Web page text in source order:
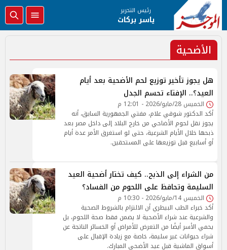
رئيس التحرير
ياسر بركات
الأضحية
هل يجوز تأخير توزيع لحم الأضحية بعد أيام
العيد؟.. الإفتاء تحسم الجدل
الخميس 28/مايو/2026 - 12:01 م
أكد الدكتور شوقي علام، مفتي الجمهورية السابق، أنه
يجوز نقل لحوم الأضاحي من خارج البلاد إلى داخل مصر بعد
ذبحها خلال الأيام الشرعية، حتى لو استغرق الأمر عدة أيام
أو أسابيع قبل توزيعها على المستحقين.
من الشراء إلى الذبح.. كيف تختار أضحية العيد
السليمة وتحافظ على اللحوم من الفساد؟
الخميس 14/مايو/2026 - 10:30 م
أكد خبراء الطب البيطري أن الالتزام بالشروط الصحية
والشرعية عند شراء الأضحية لا يضمن فقط صحة اللحوم، بل
يحمي الأسر أيضًا من التعرض للأمراض أو الخسائر الناتجة عن
شراء حيوانات غير سليمة، خاصة مع زيادة الإقبال على
أسواق الماشية قبل عيد الأضحى المبارك.